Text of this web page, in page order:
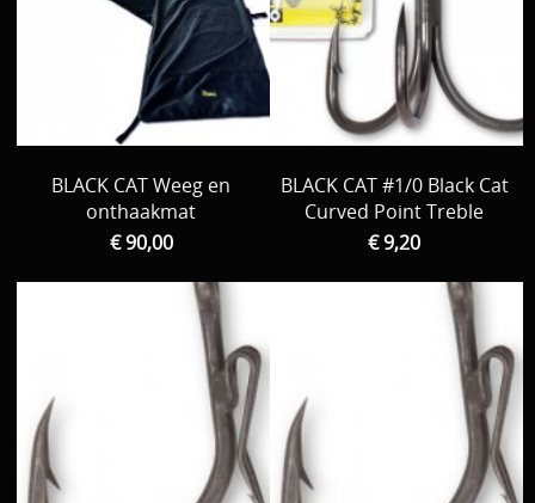
BLACK CAT Weeg en
onthaakmat
€ 90,00
BLACK CAT #1/0 Black Cat
Curved Point Treble
€ 9,20